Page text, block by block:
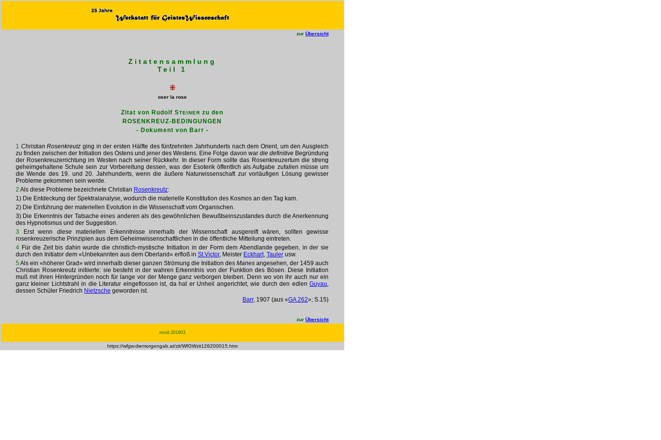
zur Übersicht
Zitatensammlung
Teil 1
⁜
oser la rose
Zitat von Rudolf STEINER zu den
ROSENKREUZ-BEDINGUNGEN
- Dokument von Barr -
1 Christian Rosenkreutz ging in der ersten Hälfte des fünfzehnten Jahrhunderts nach dem Orient, um den Ausgleich
zu finden zwischen der Initiation des Ostens und jener des Westens. Eine Folge davon war die definitiveBegründung
der Rosenkreuzerrichtung im Westen nach seiner Rückkehr. In dieser Form sollte das Rosenkreuzertum die streng
geheimgehaltene Schule sein zur Vorbereitung dessen, was der Esoterik öffentlich als Aufgabe zufallen müsse um
die Wende des 19. und 20. Jahrhunderts, wenn die äußere Naturwissenschaft zur vorläufigen Lösung gewisser
Probleme gekommen sein werde.
2 Als diese Probleme bezeichnete Christian Rosenkreutz:
1) Die Entdeckung der Spektralanalyse, wodurch die materielle Konstitution des Kosmos an den Tag kam.
2) Die Einführung der materiellen Evolution in die Wissenschaft vom Organischen.
3) Die Erkenntnis der Tatsache eines anderen als des gewöhnlichen Bewußtseinszustandes durch die Anerkennung
des Hypnotismus und der Suggestion.
3 Erst wenn diesemateriellen Erkenntnisse innerhalb der Wissenschaft ausgereift wären, sollten gewisse
rosenkreuzerische Prinzipien aus dem Geheimwissenschaftlichen in die öffentliche Mitteilung eintreten.
4 Für die Zeit bis dahin wurde die christlich-mystische Initiation in der Form dem Abendlande gegeben, in der sie
durch den Initiator dem «Unbekannten aus dem Oberland» erfloß in St.Victor, Meister Eckhart, Tauler usw.
5 Als ein «höherer Grad» wird innerhalb dieser ganzen Strömung die Initiation des Manes angesehen, der 1459 auch
Christian Rosenkreutz initiierte: sie besteht in der wahren Erkenntnis von der Funktion des Bösen. Diese Initiation
muß mit ihren Hintergründen noch für lange vor der Menge ganz verborgen bleiben. Denn wo von ihr auch nur ein
ganz kleiner Lichtstrahl in die Literatur eingeflossen ist, da hat er Unheil angerichtet, wie durch den edlen Guyau,
dessen Schüler Friedrich Nietzsche geworden ist.
Barr, 1907 (aus «GA 262»; S.15)
zur Übersicht
revid.201603
https://wfgw.diemorgengab.at/zit/WfGWzit126200015.htm